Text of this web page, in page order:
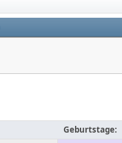
Geburtstage: